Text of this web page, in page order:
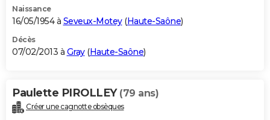
Naissance
16/05/1954 à Seveux-Motey(Haute-Saône)
Décès
07/02/2013 à Gray(Haute-Saône)
Paulette PIROLLEY (79 ans)
Créer une cagnotte obsèques